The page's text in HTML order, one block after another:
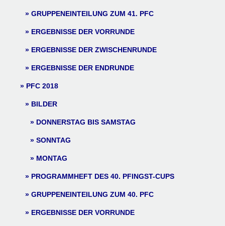
GRUPPENEINTEILUNG ZUM 41. PFC
ERGEBNISSE DER VORRUNDE
ERGEBNISSE DER ZWISCHENRUNDE
ERGEBNISSE DER ENDRUNDE
PFC 2018
BILDER
DONNERSTAG BIS SAMSTAG
SONNTAG
MONTAG
PROGRAMMHEFT DES 40. PFINGST-CUPS
GRUPPENEINTEILUNG ZUM 40. PFC
ERGEBNISSE DER VORRUNDE